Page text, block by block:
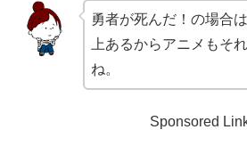
勇者が死んだ！の場合
上あるからアニメもそ
ね。
Sponsored